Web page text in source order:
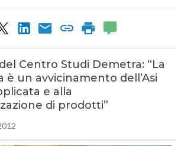
Centro Studi Demetra: “La
è un avvicinamento dell’Asi
e alla
di prodotti”